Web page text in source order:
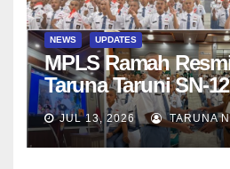
NEWS UPDATES
MPLS Ramah
Taruna Taruni SN-
Taruna Nala Jawa
Menjalani Tahun
JUL 13, 2026 TARUNA